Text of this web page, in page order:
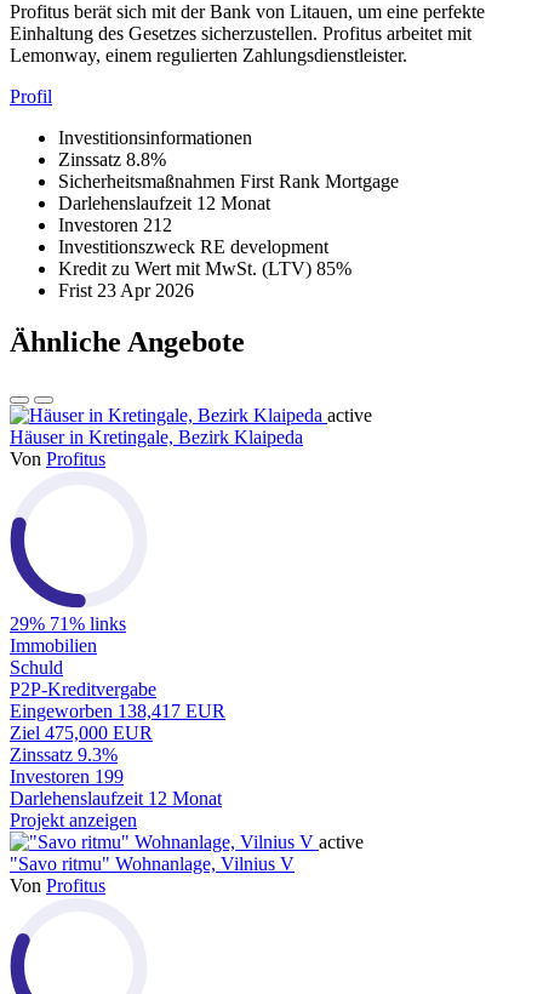
Profitus berät sich mit der Bank von Litauen, um eine perfekte
Einhaltung des Gesetzes sicherzustellen. Profitus arbeitet mit
Lemonway, einem regulierten Zahlungsdienstleister.
Profil
Investitionsinformationen
Zinssatz 8.8%
Sicherheitsmaßnahmen First Rank Mortgage
Darlehenslaufzeit 12 Monat
Investoren 212
Investitionszweck RE development
Kredit zu Wert mit MwSt. (LTV) 85%
Frist 23 Apr 2026
Ähnliche Angebote
active
Häuser in Kretingale, Bezirk Klaipeda
Von Profitus
29% 71% links
Immobilien
Schuld
P2P-Kreditvergabe
Eingeworben 138,417 EUR
Ziel 475,000 EUR
Zinssatz 9.3%
Investoren 199
Darlehenslaufzeit 12 Monat
Projekt anzeigen
active
"Savo ritmu" Wohnanlage, Vilnius V
Von Profitus